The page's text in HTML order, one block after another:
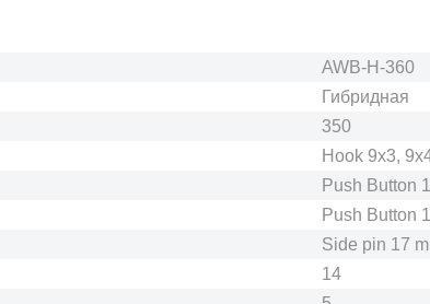
3153-6313200, 31519-5205200,
6313200, 31514-5205200-01, 3160-
6313200-01, 3163-00-6313200-71,
494.5205900, LR049843,
AWB-H-360
Гибридная
350
Hook 9x3,
Push Button
Push Button
Side pin 17
14